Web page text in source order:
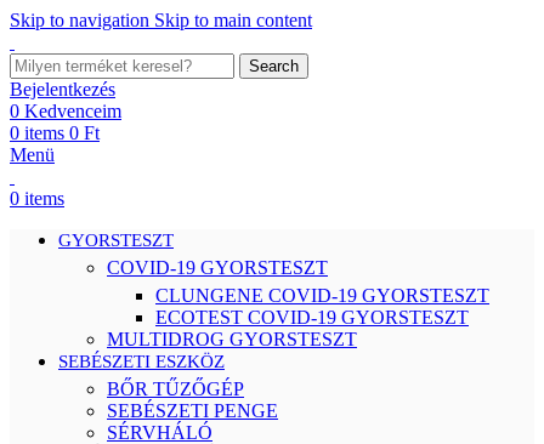
Skip to navigation Skip to main content
Search
Bejelentkezés
0 Kedvenceim
0 items 0 Ft
Menü
0 items
GYORSTESZT
COVID-19 GYORSTESZT
CLUNGENE COVID-19 GYORSTESZT
ECOTEST COVID-19 GYORSTESZT
MULTIDROG GYORSTESZT
SEBÉSZETI ESZKÖZ
BŐR TŰZŐGÉP
SEBÉSZETI PENGE
SÉRVHÁLÓ